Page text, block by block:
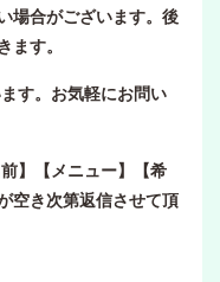
場合がございます。後
ます。
す。お気軽にお問い
】【メニュー】【希
空き次第返信させて頂